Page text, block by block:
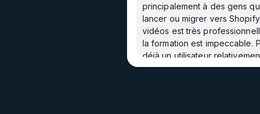
principalement à des gens
lancer ou migrer vers
vidéos est très
la formation est impeccable.
déjà un utilisateur
Shopify, je suis resté sur ma